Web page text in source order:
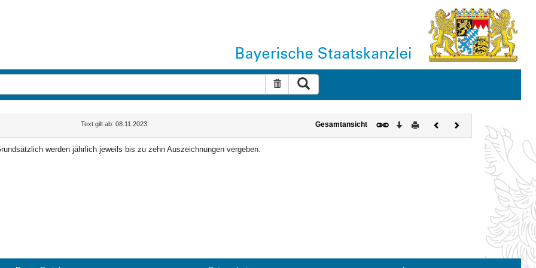
Suche zurücksetzen
Text gilt ab: 08.11.2023 Gesamtansicht Download
DruckenVorherigesNächstes
Dokument
werden jährlich jeweils bis zu zehn Auszeichnungen vergeben.